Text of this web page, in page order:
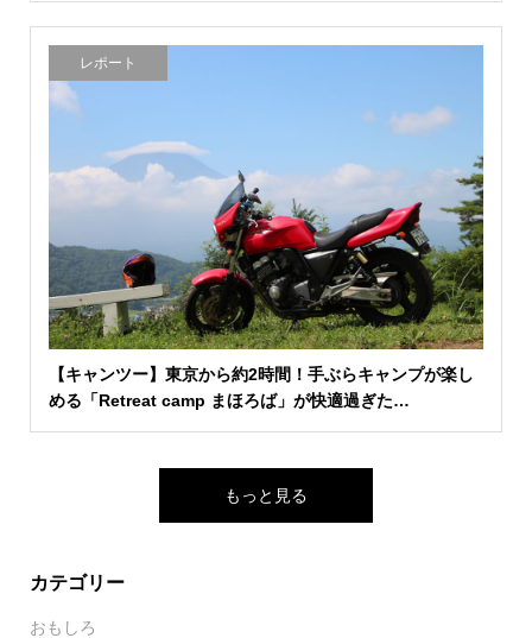
レポート
【キャンツー】東京から約2時間！手ぶらキャンプが楽し
める「Retreat camp まほろば」が快適過ぎた…
もっと見る
カテゴリー
おもしろ